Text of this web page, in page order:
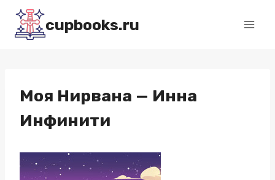
Перейти
содержимому
cupbooks.ru
Моя Нирвана — Инна
Инфинити